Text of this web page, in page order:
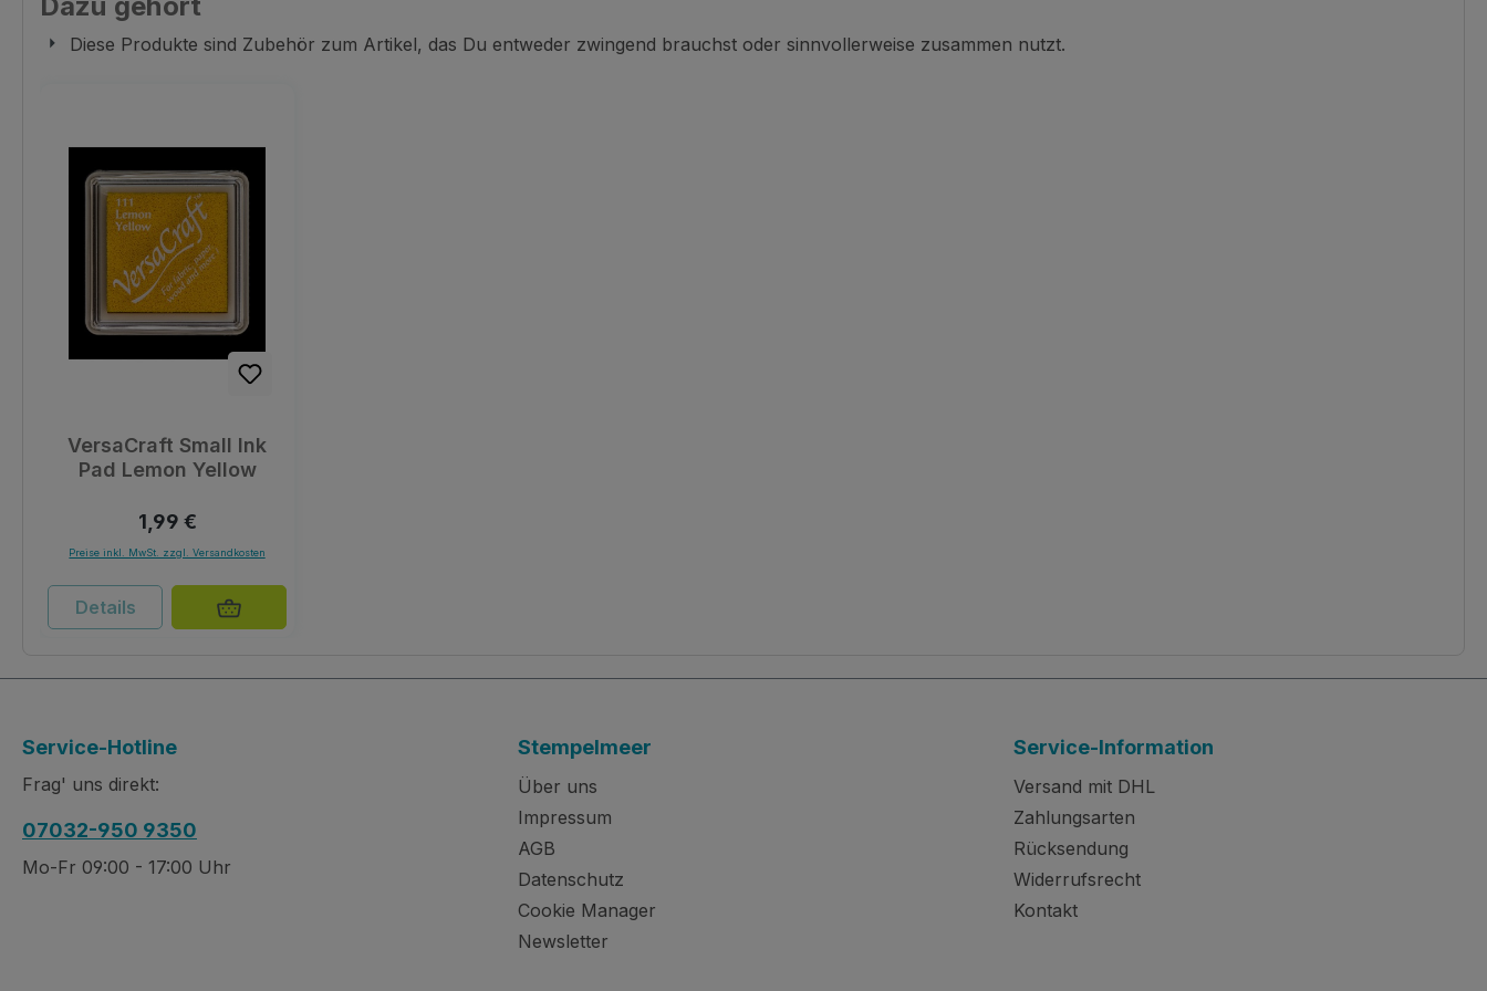
Diese Produkte sind Zubehör zum Artikel, das Du entweder zwingend brauchst oder sinnvollerweise zusammen nutzt.
VersaCraft Small Ink
Pad Lemon Yellow
Regulärer Preis:
1,99 €
Preise inkl. MwSt. zzgl. Versandkosten
Details
Service-Hotline
Frag' uns direkt:
07032-950 9350
Mo-Fr 09:00 - 17:00 Uhr
Stempelmeer
Über uns
Impressum
AGB
Datenschutz
Cookie Manager
Newsletter
Service-Information
Versand mit DHL
Zahlungsarten
Rücksendung
Widerrufsrecht
Kontakt